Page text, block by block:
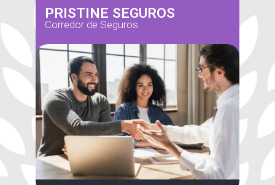
PRISTINE SEGUROS
Corredor de Seguros